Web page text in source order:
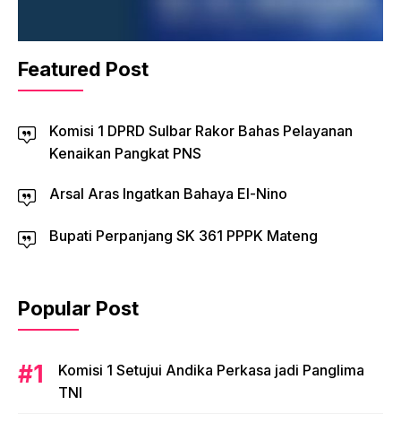
Featured Post
Komisi 1 DPRD Sulbar Rakor Bahas Pelayanan
Kenaikan Pangkat PNS
Arsal Aras Ingatkan Bahaya El-Nino
Bupati Perpanjang SK 361 PPPK Mateng
Popular Post
Komisi 1 Setujui Andika Perkasa jadi Panglima
TNI